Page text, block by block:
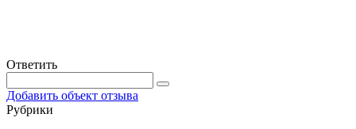
Ответить
Добавить объект отзыва
Рубрики